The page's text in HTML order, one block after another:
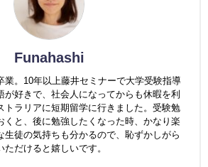
Funahashi
業。10年以上藤井セミナーで大学受験指導
が好きで、社会人になってからも休暇を利
トラリアに短期留学に行きました。受験勉
くと、後に勉強したくなった時、かなり楽
生徒の気持ちも分かるので、恥ずかしがら
だけると嬉しいです。